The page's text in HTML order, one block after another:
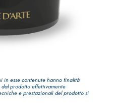
in esse contenute hanno finalità
prodotto effettivamente
e prestazionali del prodotto si
GYPSOTECH
UM TIPO DEFH1IR
Lastra in